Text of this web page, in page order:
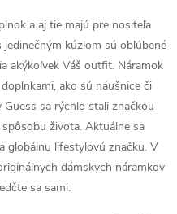
a aj tie majú pre nositeľa
kúzlom sú obľúbené
akýkoľvek Váš outfit. Náramok
ako sú náušnice či
sa rýchlo stali značkou
života. Aktuálne sa
globálnu lifestylovú značku. V
dámskych náramkov
sa sami.